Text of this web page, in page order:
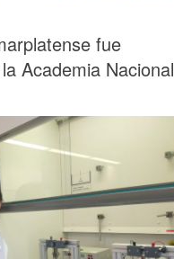
fue
Academia Nacional